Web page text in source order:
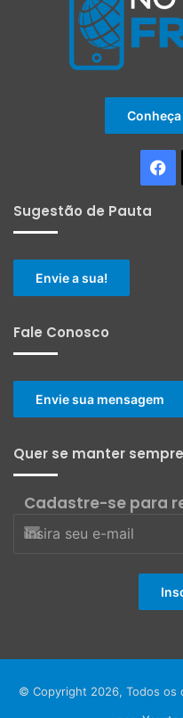
Sugestão de Pauta
Envie a sua!
Fale Conosco
Envie sua mensagem
Quer se manter
Cadastre-se para
© Copyright 2026, Todos